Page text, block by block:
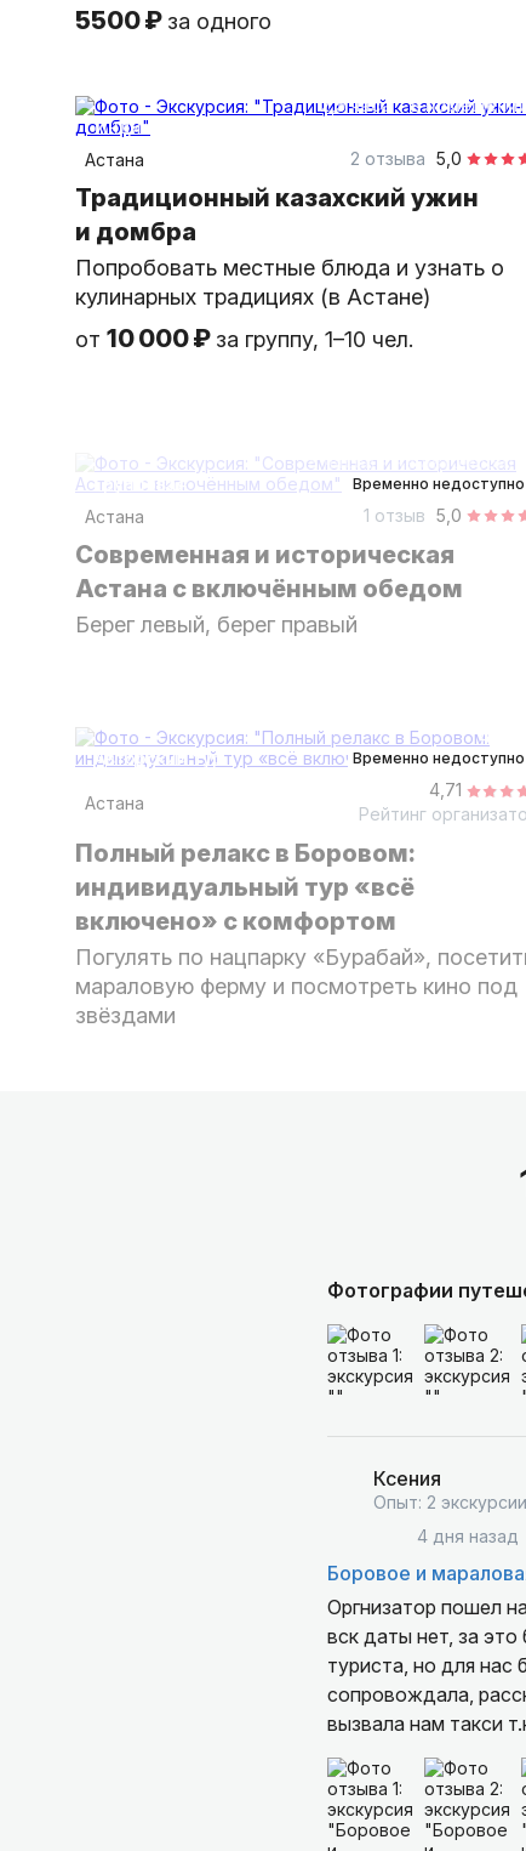
5500 ₽ за одного
2,5 часа
в
индивидуальная
Астана
5,0
2 отзыва
Традиционный казахский ужин
и домбра
Попробовать местные блюда и узнать о
кулинарных традициях (в Астане)
от 10 000 ₽ за группу, 1–10 чел.
Временно недоступно
8 часов
на автомобиле
групповая
Астана
5,0
1 отзыв
Современная и историческая
Астана с включённым обедом
Берег левый, берег правый
Временно недоступно
4 дня
авторский тур
Астана
4,71
Рейтинг
Полный релакс в Боровом:
индивидуальный тур «всё
включено» с комфортом
Погулять по нацпарку «Бурабай»,
мараловую ферму и посмотреть кино под
звёздами
Фотографии
Ксения
Опыт: 2 экскурсии
4 дня назад
Боровое и
Оргнизатор пошел
вск даты нет, за
туриста, но для нас
сопровождала,
вызвала нам такси
накормили
веселые. Экскурсия